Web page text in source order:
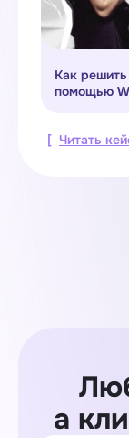
Как
помощью
[ Читать
а